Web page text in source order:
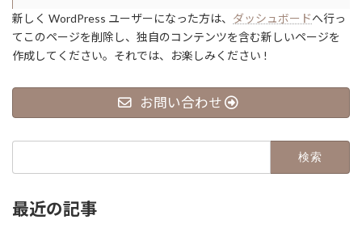
新しく WordPress ユーザーになった方は、 ダッシュボードへ行っ
てこのページを削除し、独自のコンテンツを含む新しいページを
作成してください。それでは、お楽しみください !
お問い合わせ
最近の記事